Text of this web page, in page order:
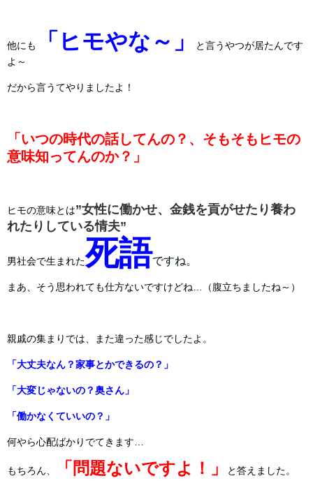
他にも 「ヒモやな～」
と言うやつが居たんです
よ～
だから言うてやりましたよ！
「いつの時代の話してんの？、そもそもヒモの
意味知ってんのか？」
ヒモの意味とは”女性に働かせ、金銭を貢がせたり養わ
れたりしている情夫”
男社会で生まれた死語ですね。
まあ、そう思われても仕方ないですけどね…（腹立ちましたね～）
親戚の集まりでは、また違った感じでしたよ。
「大丈夫なん？家事とかできるの？」
「大変じゃないの？奥さん」
「働かなくていいの？」
何やら心配ばかりでてきます…
もちろん、 「問題ないですよ！」 と答えました。